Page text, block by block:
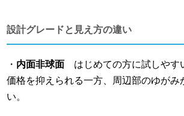
設計グレードと見え方の違い
・ 内面非球面 はじめての方に試しやす
価格を抑えられる一方、周辺部のゆがみ
い。